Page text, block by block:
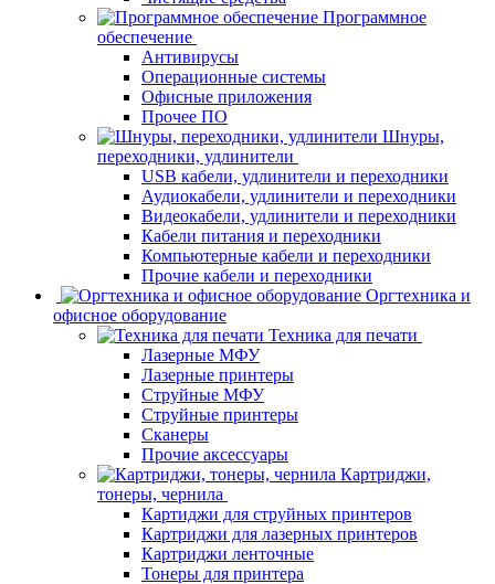
Программное
обеспечение
Антивирусы
Операционные системы
Офисные приложения
Прочее ПО
Шнуры,
переходники, удлинители
USB кабели, удлинители и переходники
Аудиокабели, удлинители и переходники
Видеокабели, удлинители и переходники
Кабели питания и переходники
Компьютерные кабели и переходники
Прочие кабели и переходники
Оргтехника и
офисное оборудование
Техника для печати
Лазерные МФУ
Лазерные принтеры
Струйные МФУ
Струйные принтеры
Сканеры
Прочие аксессуары
Картриджи,
тонеры, чернила
Картиджи для струйных принтеров
Картриджи для лазерных принтеров
Картриджи ленточные
Тонеры для принтера